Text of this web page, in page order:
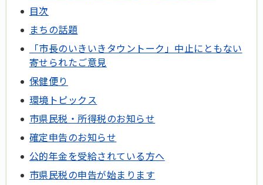
目次
まちの話題
「市長のいきいきタウントーク」中止にともない
寄せられたご意見
保健便り
環境トピックス
市県民税・所得税のお知らせ
確定申告のお知らせ
公的年金を受給されている方へ
市県民税の申告が始まります